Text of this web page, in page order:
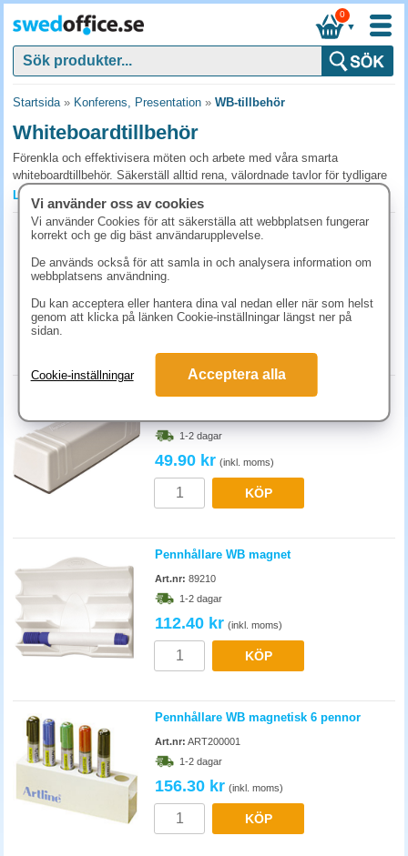
▼
0
Startsida» Konferens, Presentation » WB-tillbehör
Whiteboardtillbehör
Förenkla och effektivisera möten och arbete med våra smarta
whiteboardtillbehör. Säkerställ alltid rena, välordnade tavlor för tydligare
kommunikation och ett professionellt intryck. Välj färdiga kit eller
individuella tillbehör och beställ idag för att spara tid och öka
produktiviteten.
Vanliga frågor och svar om whiteboardtillbehör
Whiteboardpennor (3-4 färger), tavelsuddare (eller mikrofiberdukar),
magnetisk pennhållare och rengöringsspray är basen. Komplettera med
magneter i flera färger för att hålla utskrifter på plats.
Hur länge håller en whiteboard-suddare?
Tygsuddare håller 6-12 månader vid daglig användning. Tvätta i
tvättmaskin för bättre suddning - en torr suddare smetar bara. Magnetisk
suddare med utbytbar duk är bästa investeringen för mötesrum.
Läs mer »
Viskossvamp
106.10 kr (inkl. moms)
Taveltorkare magnetisk 45x145mm
1-2 dagar
49.90 kr (inkl. moms)
KÖP
Pennhållare WB magnet
Art.nr: 89210
1-2 dagar
112.40 kr (inkl. moms)
KÖP
Pennhållare WB magnetisk 6 pennor
Art.nr: ART200001
1-2 dagar
156.30 kr (inkl. moms)
KÖP
Vi använder oss av cookies
Vi använder Cookies för att säkerställa att webbplatsen fungerar
korrekt och ge dig bäst användarupplevelse.
De används också för att samla in och analysera information om
webbplatsens användning.
Du kan acceptera eller hantera dina val nedan eller när som helst
genom att klicka på länken Cookie-inställningar längst ner på
sidan.
Cookie-inställningar Acceptera alla